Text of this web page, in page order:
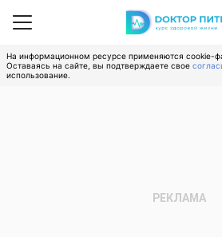
На информационном ресурсе применяются cookie-
Оставаясь на сайте, вы подтверждаете свое
использование.